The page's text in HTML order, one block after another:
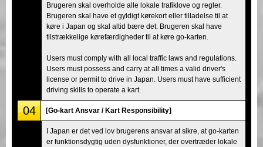
Brugeren skal overholde alle lokale trafiklove og regler.
Brugeren skal have et gyldigt kørekort eller tilladelse til at
køre i Japan og skal altid bære det. Brugeren skal have
tilstrækkelige kørefærdigheder til at køre go-karten.
Users must comply with all local traffic laws and regulations.
Users must possess and carry at all times a valid driver's
license or permit to drive in Japan. Users must have sufficient
driving skills to operate a kart.
04 [Go-kart Ansvar / Kart Responsibility]
I Japan er det ved lov brugerens ansvar at sikre, at go-karten
er funktionsdygtig uden dysfunktioner, der overtræder lokale